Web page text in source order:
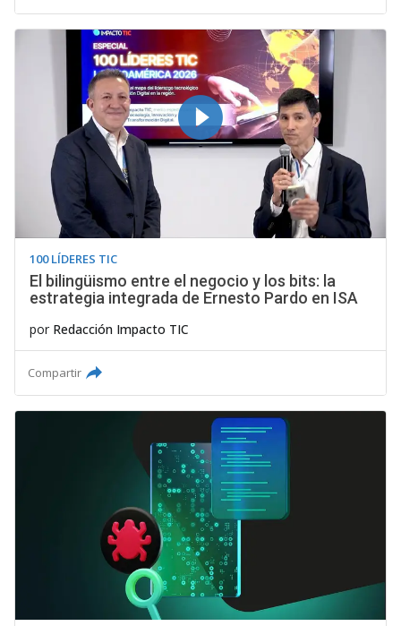
100 LÍDERES TIC
El bilingüismo entre el negocio y los bits: la
estrategia integrada de Ernesto Pardo en ISA
por Redacción Impacto TIC
Compartir